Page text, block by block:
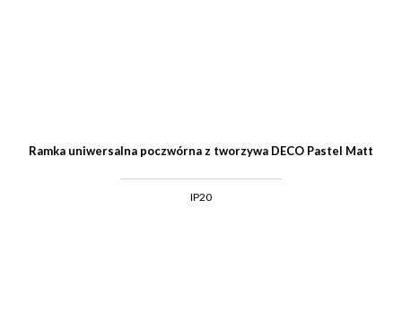
Ramka uniwersalna poczwórna z tworzywa DECO Pastel Matt
IP20